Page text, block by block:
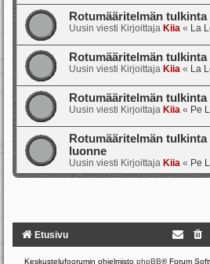
Rotumääritelmän
Uusin viesti Kirjoittaja Kiia « La
Rotumääritelmän
Uusin viesti Kirjoittaja Kiia « La
Rotumääritelmän tulkinta
Uusin viesti Kirjoittaja Kiia « Pe
Rotumääritelmän
luonne
Uusin viesti Kirjoittaja Kiia « Pe
Etusivu
Keskustelufoorumin ohjelmisto phpBB® Forum